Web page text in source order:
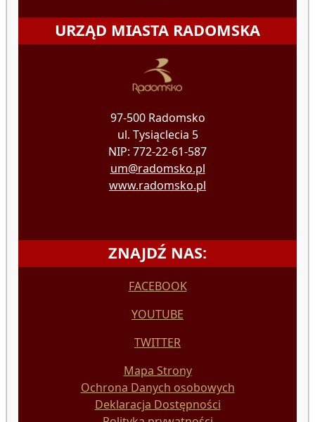
URZĄD MIASTA RADOMSKA
97-500 Radomsko
ul. Tysiąclecia 5
NIP: 772-22-61-587
um@radomsko.pl
www.radomsko.pl
ZNAJDŹ NAS:
FACEBOOK
YOUTUBE
TWITTER
Mapa Strony
Ochrona Danych osobowych
Deklaracja Dostępności